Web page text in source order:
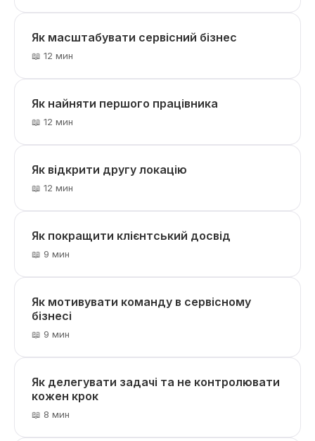
Як масштабувати сервісний бізнес
📖 12 мин
Як найняти першого працівника
📖 12 мин
Як відкрити другу локацію
📖 12 мин
Як покращити клієнтський досвід
📖 9 мин
Як мотивувати команду в сервісному
бізнесі
📖 9 мин
Як делегувати задачі та не контролювати
кожен крок
📖 8 мин